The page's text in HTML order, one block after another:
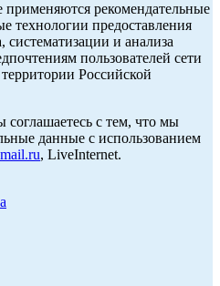
рекомендательные
технологии предоставления
и анализа
пользователей сети
Российской
с тем, что мы
данные с использованием
, LiveInternet.